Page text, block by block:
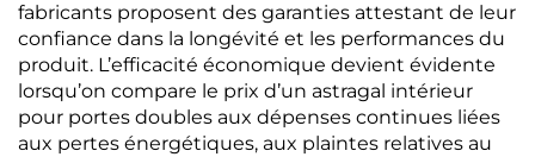
fabricants proposent des garanties attestant de leur
confiance dans la longévité et les performances du
produit. L’efficacité économique devient évidente
lorsqu’on compare le prix d’un astragal intérieur
pour portes doubles aux dépenses continues liées
aux pertes énergétiques, aux plaintes relatives au